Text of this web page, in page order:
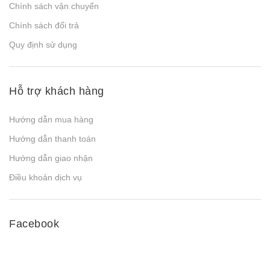
Chính sách vận chuyển
Chính sách đổi trả
Quy định sử dụng
Hỗ trợ khách hàng
Hướng dẫn mua hàng
Hướng dẫn thanh toán
Hướng dẫn giao nhận
Điều khoản dịch vụ
Facebook